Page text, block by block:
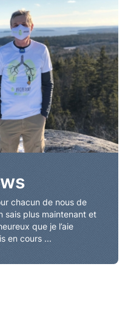
chacun de nous de
sais plus maintenant et
que je l’aie
en cours ...